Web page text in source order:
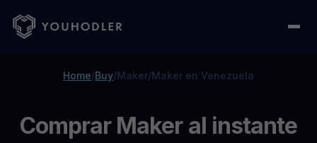
Home/Buy/Maker/Maker en Venezuela
Comprar Maker al instante